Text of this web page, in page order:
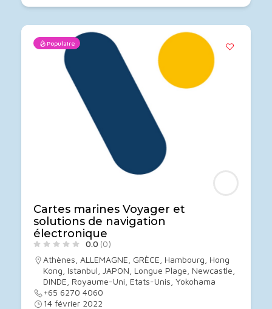
Populaire
Cartes marines Voyager et
solutions de navigation
électronique
0.0 (0)
Athènes ALLEMAGNE GRÈCE Hambourg Hong
Kong Istanbul JAPON Longue Plage Newcastle
DINDE Royaume-Uni Etats-Unis Yokohama
+65 6270 4060
14 février 2022